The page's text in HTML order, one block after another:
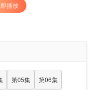
播放
第05集 第06集